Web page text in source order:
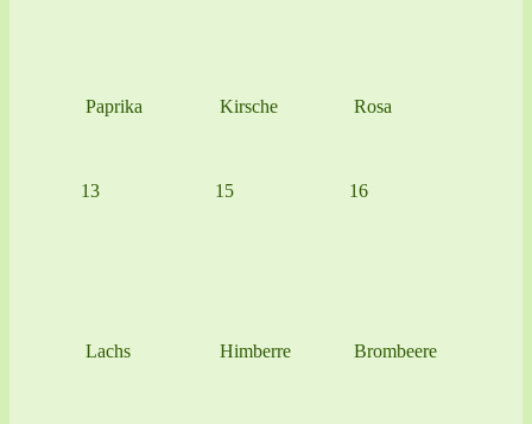
Paprika Kirsche Rosa
13
Lachs
15
Himberre
16
Brombeere